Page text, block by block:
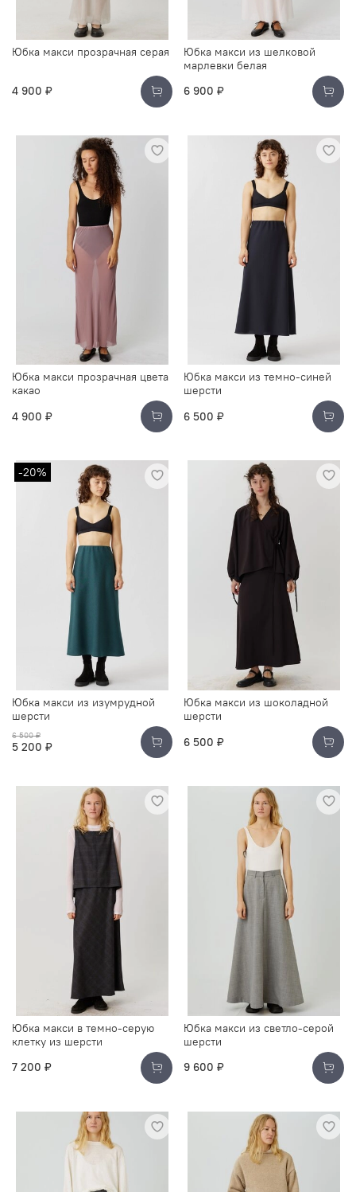
Юбка макси прозрачная серая
4 900 ₽
Юбка макси из шелковой
марлевки белая
6 900 ₽
Юбка макси прозрачная цвета
какао
4 900 ₽
Юбка макси из темно-синей
шерсти
6 500 ₽
-20%
Юбка макси из изумрудной
шерсти
6 500 ₽
5 200 ₽
Юбка макси из шоколадной
шерсти
6 500 ₽
Юбка макси в темно-серую
клетку из шерсти
7 200 ₽
Юбка макси из светло-серой
шерсти
9 600 ₽